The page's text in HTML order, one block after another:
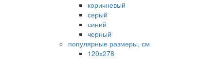
коричневый
серый
синий
черный
популярные размеры, см
120х278